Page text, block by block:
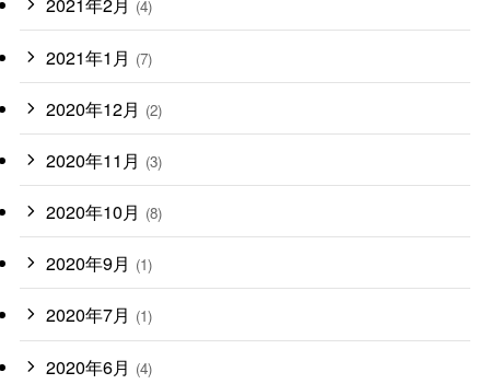
(4)
2021年1月 (7)
2020年12月 (2)
2020年11月 (3)
2020年10月 (8)
2020年9月 (1)
2020年7月 (1)
2020年6月 (4)